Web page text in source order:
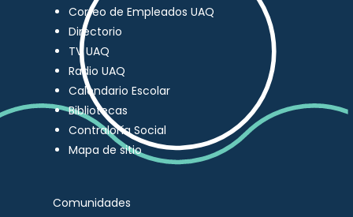
Correo de Empleados UAQ
Directorio
TV UAQ
Radio UAQ
Calendario Escolar
Bibliotecas
Contraloría Social
Mapa de sitio
Comunidades